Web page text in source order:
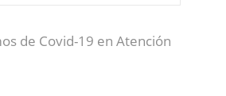
de Covid-19 en Atención